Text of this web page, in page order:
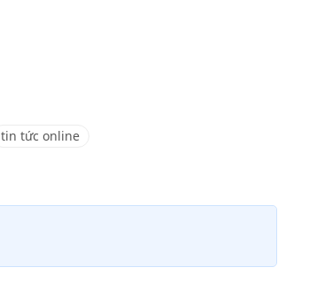
tin tức online